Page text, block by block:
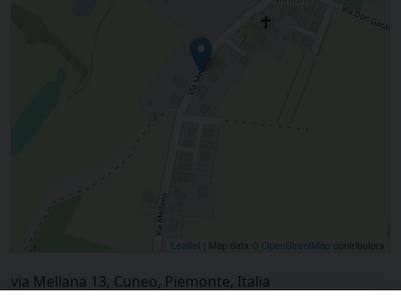
Leaflet | Map data © OpenStreetMap contributors
via Mellana 13, Cuneo, Piemonte, Italia